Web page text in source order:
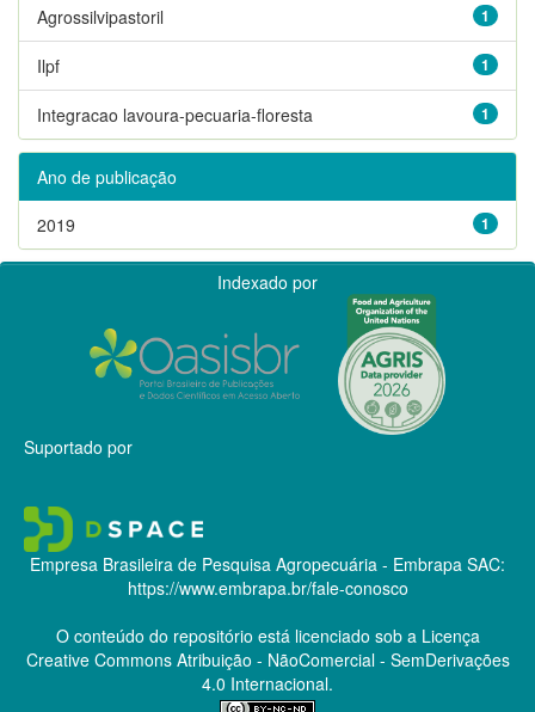
1
Agrossilvipastoril
1
Ilpf
1
Integracao lavoura-pecuaria-floresta
Ano de publicação
1
2019
Indexado por
Suportado por
Empresa Brasileira de Pesquisa Agropecuária - Embrapa SAC:
https://www.embrapa.br/fale-conosco
O conteúdo do repositório está licenciado sob a Licença
Creative CommonsAtribuição - NãoComercial - SemDerivações
4.0 Internacional.